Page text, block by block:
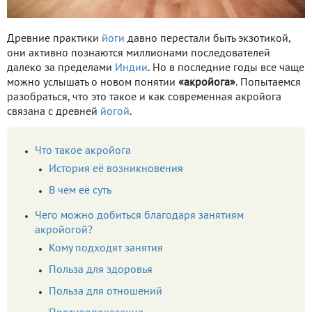
Древние практики йоги давно перестали быть экзотикой,
они активно познаются миллионами последователей
далеко за пределами Индии. Но в последние годы все чаще
можно услышать о новом понятии «акройога». Попытаемся
разобраться, что это такое и как современная акройога
связана с древней йогой.
Что такое акройога
История её возникновения
В чем её суть
Чего можно добиться благодаря занятиям
акройогой?
Кому подходят занятия
Польза для здоровья
Польза для отношений